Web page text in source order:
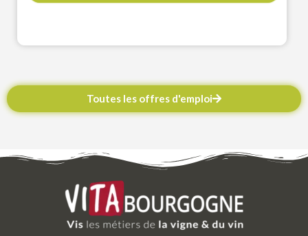
Toutes les offres d'emploi